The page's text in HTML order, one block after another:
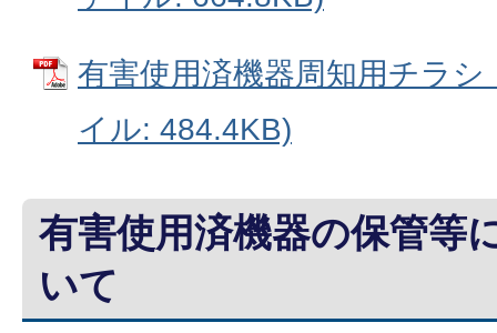
有害使用済機器周知用チラ
イル: 484.4KB)
有害使用済機器の保管等
いて